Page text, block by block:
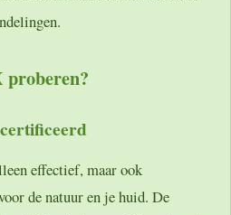
proberen?
effectief, maar ook
de natuur en je huid. De